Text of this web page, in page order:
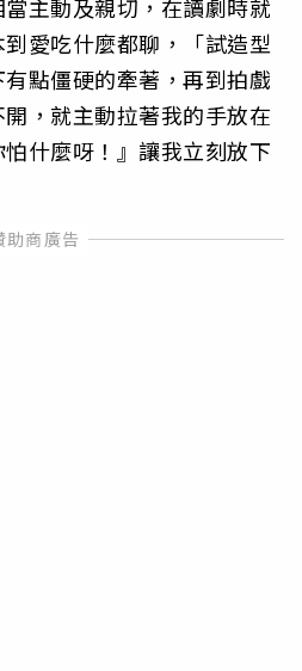
主動及親切，在讀劇時就
愛吃什麼都聊，「試造型
點僵硬的牽著，再到拍戲
，就主動拉著我的手放在
什麼呀！』讓我立刻放下